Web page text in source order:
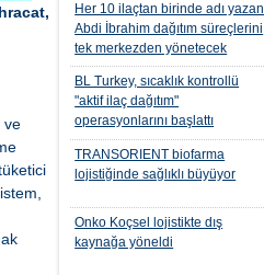
Her 10 ilaçtan birinde adı yazan
Abdi İbrahim dağıtım süreçlerini
tek merkezden yönetecek
BL Turkey, sıcaklık kontrollü
"aktif ilaç dağıtım"
operasyonlarını başlattı
TRANSORIENT biofarma
lojistiğinde sağlıklı büyüyor
Onko Koçsel lojistikte dış
kaynağa yöneldi
ve